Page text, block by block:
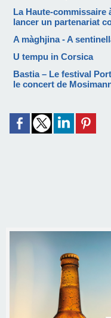
La Haute-commissaire
lancer un partenariat
A màghjina - A
U tempu in Corsica
Bastia – Le festival
le concert de